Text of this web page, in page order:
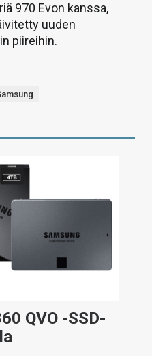
970 Evon kanssa,
uuden
piireihin.
QVO -SSD-